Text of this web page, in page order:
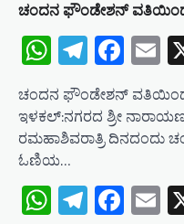
ಚಂದನ ಫೌಂಡೇಶನ್ ವತಿಯಿಂದ
WhatsApp
ಚಂದನ ಫೌಂಡೇಶನ್ ವತಿಯಿಂದ
ಇಳಕಲ್:ನಗರದ ಶ್ರೀ
ರಮಹಾಶಿವರಾತ್ರಿ
ಓಣಿಯ…
WhatsApp